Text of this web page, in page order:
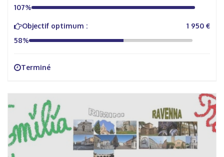
107%
Objectif optimum :
1 950 €
58%
Terminé